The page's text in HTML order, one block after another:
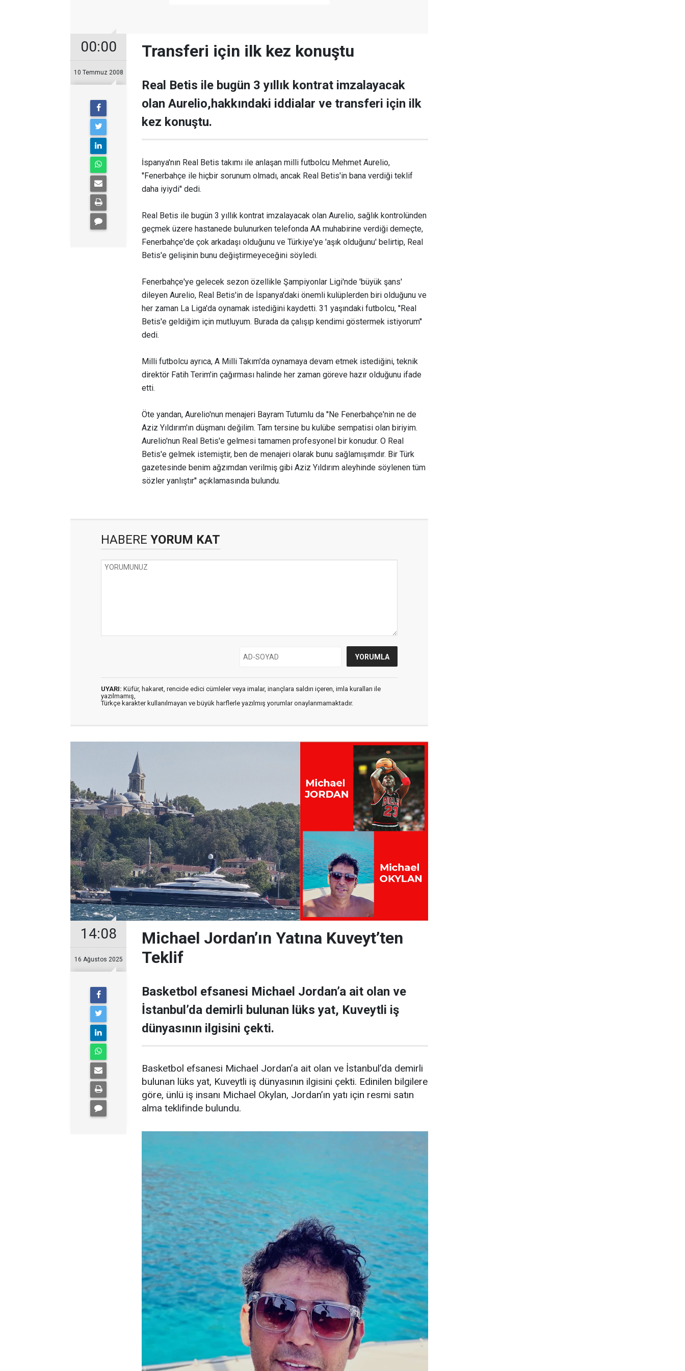
00:00
10 Temmuz 2008
Transferi için ilk kez konuştu
Real Betis ile bugün 3 yıllık kontrat imzalayacak
olan Aurelio,hakkındaki iddialar ve transferi için ilk
kez konuştu.
İspanya'nın Real Betis takımı ile anlaşan milli futbolcu Mehmet Aurelio,
''Fenerbahçe ile hiçbir sorunum olmadı, ancak Real Betis'in bana verdiği teklif
daha iyiydi'' dedi.
Real Betis ile bugün 3 yıllık kontrat imzalayacak olan Aurelio, sağlık kontrolünden
geçmek üzere hastanede bulunurken telefonda AA muhabirine verdiği demeçte,
Fenerbahçe'de çok arkadaşı olduğunu ve Türkiye'ye 'aşık olduğunu' belirtip, Real
Betis'e gelişinin bunu değiştirmeyeceğini söyledi.
Fenerbahçe'ye gelecek sezon özellikle Şampiyonlar Ligi'nde 'büyük şans'
dileyen Aurelio, Real Betis'in de İspanya'daki önemli kulüplerden biri olduğunu ve
her zaman La Liga'da oynamak istediğini kaydetti. 31 yaşındaki futbolcu, ''Real
Betis'e geldiğim için mutluyum. Burada da çalışıp kendimi göstermek istiyorum''
dedi.
Milli futbolcu ayrıca, A Milli Takım'da oynamaya devam etmek istediğini, teknik
direktör Fatih Terim'in çağırması halinde her zaman göreve hazır olduğunu ifade
etti.
Öte yandan, Aurelio'nun menajeri Bayram Tutumlu da ''Ne Fenerbahçe'nin ne de
Aziz Yıldırım'ın düşmanı değilim. Tam tersine bu kulübe sempatisi olan biriyim.
Aurelio'nun Real Betis'e gelmesi tamamen profesyonel bir konudur. O Real
Betis'e gelmek istemiştir, ben de menajeri olarak bunu sağlamışımdır. Bir Türk
gazetesinde benim ağzımdan verilmiş gibi Aziz Yıldırım aleyhinde söylenen tüm
sözler yanlıştır'' açıklamasında bulundu.
HABERE YORUM KAT
UYARI: Küfür, hakaret, rencide edici cümleler veya imalar, inançlara saldırı içeren, imla kuralları ile
yazılmamış,
Türkçe karakter kullanılmayan ve büyük harflerle yazılmış yorumlar onaylanmamaktadır.
14:08
16 Ağustos 2025
Michael Jordan’ın Yatına Kuveyt’ten
Teklif
Basketbol efsanesi Michael Jordan’a ait olan ve
İstanbul’da demirli bulunan lüks yat, Kuveytli iş
dünyasının ilgisini çekti.
Basketbol efsanesi Michael Jordan’a ait olan ve İstanbul’da demirli
bulunan lüks yat, Kuveytli iş dünyasının ilgisini çekti. Edinilen bilgilere
göre, ünlü iş insanı Michael Okylan, Jordan’ın yatı için resmi satın
alma teklifinde bulundu.